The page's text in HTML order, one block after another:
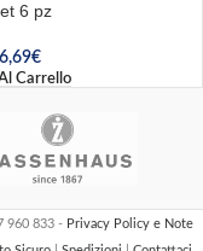
6 pz
€
Carrello
960 833 - Privacy Policy e Note